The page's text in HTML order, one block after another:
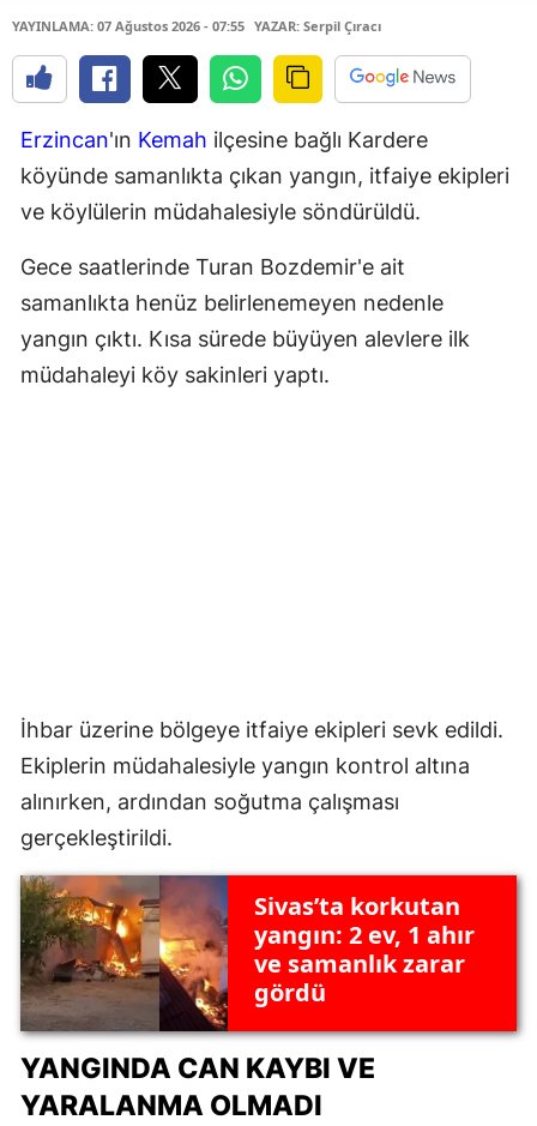
YAYINLAMA: 07 Ağustos 2026 - 07:55 YAZAR: Serpil Çıracı
Erzincan'ın Kemah ilçesine bağlı Kardere
köyünde samanlıkta çıkan yangın, itfaiye ekipleri
ve köylülerin müdahalesiyle söndürüldü.
Gece saatlerinde Turan Bozdemir'e ait
samanlıkta henüz belirlenemeyen nedenle
yangın çıktı. Kısa sürede büyüyen alevlere ilk
müdahaleyi köy sakinleri yaptı.
İhbar üzerine bölgeye itfaiye ekipleri sevk edildi.
Ekiplerin müdahalesiyle yangın kontrol altına
alınırken, ardından soğutma çalışması
gerçekleştirildi.
Sivas’ta korkutan
yangın: 2 ev, 1 ahır
ve samanlık zarar
gördü
YANGINDA CAN KAYBI VE
YARALANMA OLMADI